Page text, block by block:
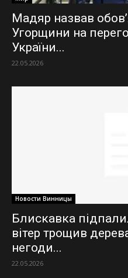
Мадяр назвав
Угорщини на
України...
22.05.2026
Новости Винницы
Блискавка
вітер трощив
негоди...
22.05.2026